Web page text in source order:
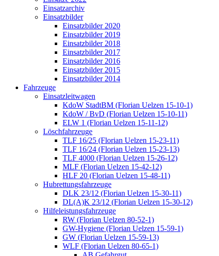
Einsatzarchiv
Einsatzbilder
Einsatzbilder 2020
Einsatzbilder 2019
Einsatzbilder 2018
Einsatzbilder 2017
Einsatzbilder 2016
Einsatzbilder 2015
Einsatzbilder 2014
Fahrzeuge
Einsatzleitwagen
KdoW StadtBM (Florian Uelzen 15-10-1)
KdoW / BvD (Florian Uelzen 15-10-11)
ELW 1 (Florian Uelzen 15-11-12)
Löschfahrzeuge
TLF 16/25 (Florian Uelzen 15-23-11)
TLF 16/24 (Florian Uelzen 15-23-13)
TLF 4000 (Florian Uelzen 15-26-12)
MLF (Florian Uelzen 15-42-12)
HLF 20 (Florian Uelzen 15-48-11)
Hubrettungsfahrzeuge
DLK 23/12 (Florian Uelzen 15-30-11)
DL(A)K 23/12 (Florian Uelzen 15-30-12)
Hilfeleistungsfahrzeuge
RW (Florian Uelzen 80-52-1)
GW-Hygiene (Florian Uelzen 15-59-1)
GW (Florian Uelzen 15-59-13)
WLF (Florian Uelzen 80-65-1)